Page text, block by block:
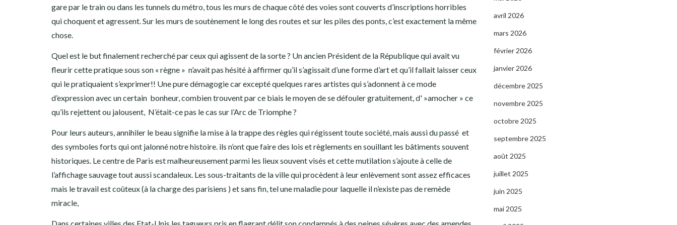
gare par le train ou dans les tunnels du métro, tous les murs de chaque côté des voies sont couverts d’inscriptions horribles
qui choquent et agressent. Sur les murs de soutènement le long des routes et sur les piles des ponts, c’est exactement la même
chose.
Quel est le but finalement recherché par ceux qui agissent de la sorte ? Un ancien Président de la République qui avait vu
fleurir cette pratique sous son « règne » n’avait pas hésité à affirmer qu’il s’agissait d’une forme d’art et qu’il fallait laisser ceux
qui le pratiquaient s’exprimer!! Une pure démagogie car excepté quelques rares artistes qui s’adonnent à ce mode
d’expression avec un certain bonheur, combien trouvent par ce biais le moyen de se défouler gratuitement, d' »amocher » ce
qu’ils rejettent ou jalousent, N’était-ce pas le cas sur l’Arc de Triomphe ?
Pour leurs auteurs, annihiler le beau signifie la mise à la trappe des règles qui régissent toute société, mais aussi du passé et
des symboles forts qui ont jalonné notre histoire. ils n’ont que faire des lois et règlements en souillant les bâtiments souvent
historiques. Le centre de Paris est malheureusement parmi les lieux souvent visés et cette mutilation s’ajoute à celle de
l’affichage sauvage tout aussi scandaleux. Les sous-traitants de la ville qui procèdent à leur enlèvement sont assez efficaces
mais le travail est coûteux (à la charge des parisiens ) et sans fin, tel une maladie pour laquelle il n’existe pas de remède
miracle,
avril 2026
mars 2026
février 2026
janvier 2026
décembre 2025
novembre 2025
octobre 2025
septembre 2025
août 2025
juillet 2025
juin 2025
mai 2025